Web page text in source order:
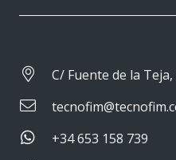
C/ Fuente de la
+34 653 158 739